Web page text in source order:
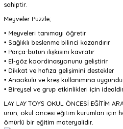
sahiptir.
Meyveler Puzzle;
• Meyveleri tanımayı öğretir
• Sağlıklı beslenme bilinci kazandırır
• Parça-bütün ilişkisini kavratır
• El-göz koordinasyonunu geliştirir
• Dikkat ve hafıza gelişimini destekler
• Anaokulu ve kreş kullanımına
• Bireysel ve grup etkinlikleri için
LAY LAY TOYS OKUL ÖNCESİ EĞİTİM
ürün, okul öncesi eğitim kurumları için
ömürlü bir eğitim materyalidir.